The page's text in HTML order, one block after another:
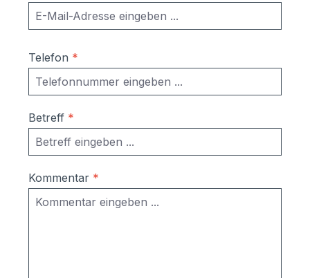
Telefon *
Betreff *
Kommentar *